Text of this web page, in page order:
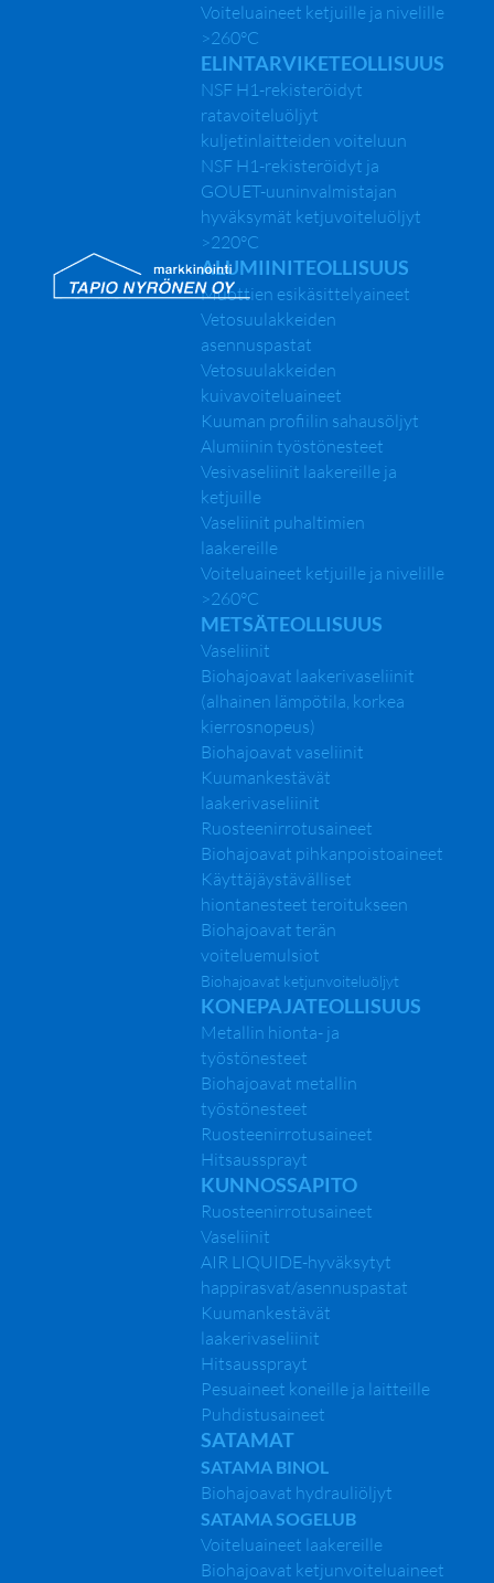
Voiteluaineet ketjuille ja nivelille
>260°C
ELINTARVIKETEOLLISUUS
NSF H1-rekisteröidyt
ratavoiteluöljyt
kuljetinlaitteiden voiteluun
NSF H1-rekisteröidyt ja
GOUET-uuninvalmistajan
hyväksymät ketjuvoiteluöljyt
>220°C
ALUMIINITEOLLISUUS
Muottien esikäsittelyaineet
Vetosuulakkeiden
asennuspastat
Vetosuulakkeiden
kuivavoiteluaineet
Kuuman profiilin sahausöljyt
Alumiinin työstönesteet
Vesivaseliinit laakereille ja
ketjuille
Vaseliinit puhaltimien
laakereille
Voiteluaineet ketjuille ja nivelille
>260°C
METSÄTEOLLISUUS
Vaseliinit
Biohajoavat laakerivaseliinit
(alhainen lämpötila, korkea
kierrosnopeus)
Biohajoavat vaseliinit
Kuumankestävät
laakerivaseliinit
Ruosteenirrotusaineet
Biohajoavat pihkanpoistoaineet
Käyttäjäystävälliset
hiontanesteet teroitukseen
Biohajoavat terän
voiteluemulsiot
Biohajoavat ketjunvoiteluöljyt
KONEPAJATEOLLISUUS
Metallin hionta- ja
työstönesteet
Biohajoavat metallin
työstönesteet
Ruosteenirrotusaineet
Hitsaussprayt
KUNNOSSAPITO
Ruosteenirrotusaineet
Vaseliinit
AIR LIQUIDE-hyväksytyt
happirasvat/asennuspastat
Kuumankestävät
laakerivaseliinit
Hitsaussprayt
Pesuaineet koneille ja laitteille
Puhdistusaineet
SATAMAT
SATAMA BINOL
Biohajoavat hydrauliöljyt
SATAMA SOGELUB
Voiteluaineet laakereille
Biohajoavat ketjunvoiteluaineet
Quaker-Houghton